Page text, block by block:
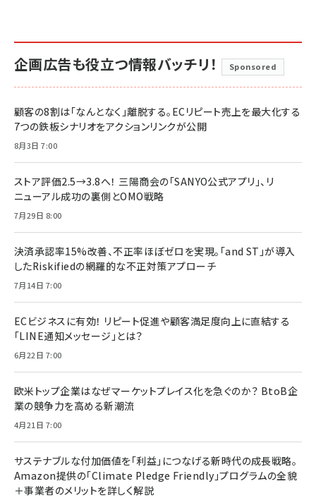
企画広告も役立つ情報バッチリ！ Sponsored
顧客の8割は「なんとなく」離脱する。ECリピート売上を最大化する
7つの鉄板シナリオをアクションリンクが公開
8月3日 7:00
ストア評価2.5→3.8へ！ 三陽商会の「SANYO公式アプリ」、リ
ニューアル成功の裏側とOMO戦略
7月29日 8:00
決済承認率15%改善、不正率ほぼゼロを実現。「and ST」が導入
したRiskifiedの網羅的な不正対策アプローチ
7月14日 7:00
ECビジネスに有効！ リピート促進や顧客満足度向上に直結する
「LINE通知メッセージ」とは？
6月22日 7:00
欧米トップ企業はなぜマーケットプレイス化を急ぐのか？ BtoB企
業の競争力を高める新潮流
4月21日 7:00
サステナブルな付加価値を「利益」につなげる新時代の成長戦略。
Amazon提供の「Climate Pledge Friendly」プログラムの全貌
＋事業者のメリットを詳しく解説